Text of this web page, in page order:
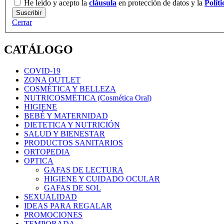
He leído y acepto la cláusula en protección de datos y la
Cerrar
CATÁLOGO
COVID-19
ZONA OUTLET
COSMÉTICA Y BELLEZA
NUTRICOSMËTICA (Cosmética Oral)
HIGIENE
BEBÉ Y MATERNIDAD
DIETETICA Y NUTRICIÓN
SALUD Y BIENESTAR
PRODUCTOS SANITARIOS
ORTOPEDIA
OPTICA
GAFAS DE LECTURA
HIGIENE Y CUIDADO OCULAR
GAFAS DE SOL
SEXUALIDAD
IDEAS PARA REGALAR
PROMOCIONES